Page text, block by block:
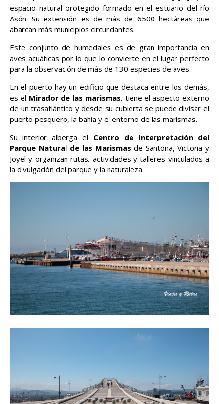
espacio natural protegido formado en el estuario del río
Asón. Su extensión es de más de 6500 hectáreas que
abarcan más municipios circundantes.
Este conjunto de humedales es de gran importancia en
aves acuáticas por lo que lo convierte en el lugar perfecto
para la observación de más de 130 especies de aves.
En el puerto hay un edificio que destaca entre los demás,
es el Mirador de las marismas, tiene el aspecto externo
de un trasatlántico y desde su cubierta se puede divisar el
puerto pesquero, la bahía y el entorno de las marismas.
Su interior alberga el Centro de Interpretación del
Parque Natural de las Marismas de Santoña, Victoria y
Joyel y organizan rutas, actividades y talleres vinculados a
la divulgación del parque y la naturaleza.